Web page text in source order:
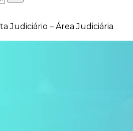
Judiciário – Área Judiciária